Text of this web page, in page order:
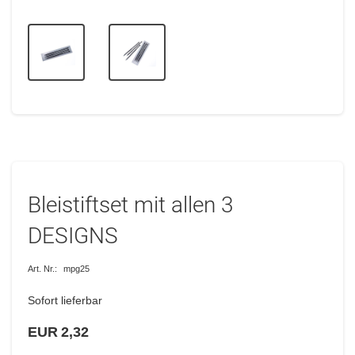
Bleistiftset mit allen 3
DESIGNS
Art. Nr.: mpg25
Sofort lieferbar
EUR 2,32